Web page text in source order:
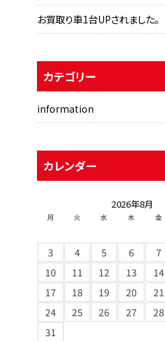
お買取り車1台UPされました。
カテゴリー
information
カレンダー
2026年8月
月 火 水 木 金
3
4 5 6 7
10
11 12 13 14
17
18 19 20 21
24
25 26 27 28
31